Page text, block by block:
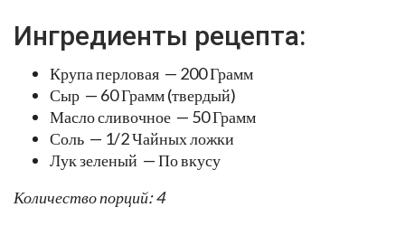
Ингредиенты рецепта:
Крупа перловая — 200 Грамм
Сыр — 60 Грамм (твердый)
Масло сливочное — 50 Грамм
Соль — 1/2 Чайных ложки
Лук зеленый — По вкусу
Количество порций: 4